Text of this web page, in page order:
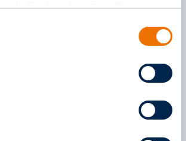
finden Sie in unserem